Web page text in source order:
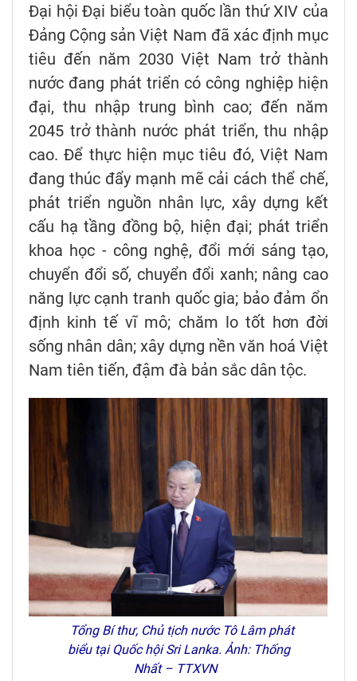
Đại hội Đại biểu toàn quốc lần thứ XIV của
Đảng Cộng sản Việt Nam đã xác định mục
tiêu đến năm 2030 Việt Nam trở thành
nước đang phát triển có công nghiệp hiện
đại, thu nhập trung bình cao; đến năm
2045 trở thành nước phát triển, thu nhập
cao. Để thực hiện mục tiêu đó, Việt Nam
đang thúc đẩy mạnh mẽ cải cách thể chế,
phát triển nguồn nhân lực, xây dựng kết
cấu hạ tầng đồng bộ, hiện đại; phát triển
khoa học - công nghệ, đổi mới sáng tạo,
chuyển đổi số, chuyển đổi xanh; nâng cao
năng lực cạnh tranh quốc gia; bảo đảm ổn
định kinh tế vĩ mô; chăm lo tốt hơn đời
sống nhân dân; xây dựng nền văn hoá Việt
Nam tiên tiến, đậm đà bản sắc dân tộc.
Tổng Bí thư, Chủ tịch nước Tô Lâm phát
biểu tại Quốc hội Sri Lanka. Ảnh: Thống
Nhất – TTXVN